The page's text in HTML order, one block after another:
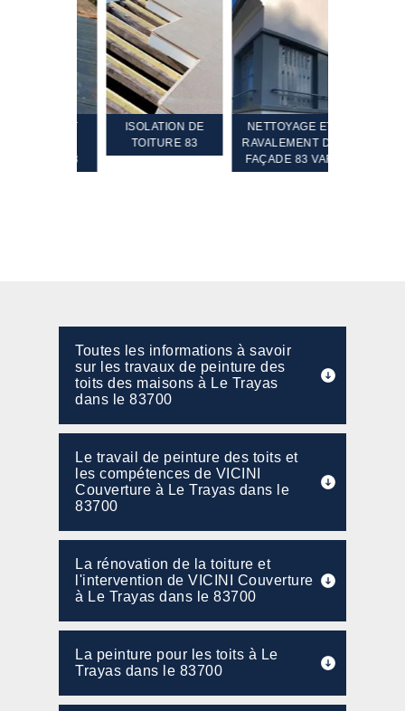
ISOLATION DE
TOITURE 83
NETTOYAGE ET
RAVALEMENT DE
FAÇADE 83 VAR
Toutes les informations à savoir
sur les travaux de peinture des
toits des maisons à Le Trayas
dans le 83700
Le travail de peinture des toits et
les compétences de VICINI
Couverture à Le Trayas dans le
83700
La rénovation de la toiture et
l'intervention de VICINI Couverture
à Le Trayas dans le 83700
La peinture pour les toits à Le
Trayas dans le 83700